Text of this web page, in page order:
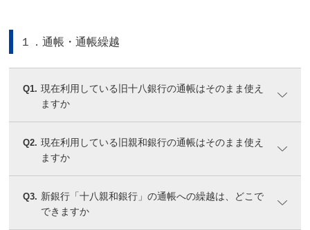
１．通帳・通帳繰越
Q1. 現在利用している旧十八銀行の通帳はそのまま使え
ますか
Q2. 現在利用している旧親和銀行の通帳はそのまま使え
ますか
Q3. 新銀行「十八親和銀行」の通帳への繰越は、どこで
できますか